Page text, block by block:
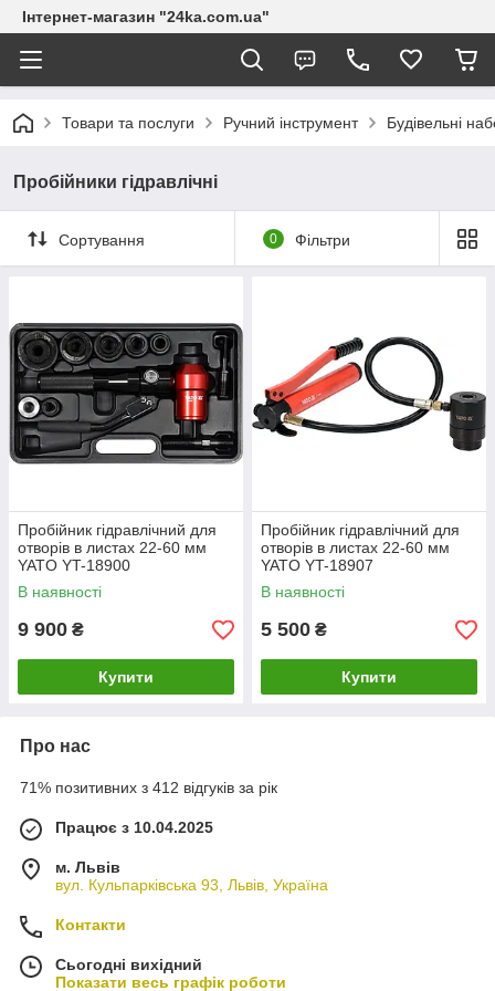
Інтернет-магазин "24ka.com.ua"
Товари та послуги Ручний інструмент Будівельні
Пробійники гідравлічні
Сортування 0 Фільтри
Пробійник гідравлічний для
отворів в листах 22-60 мм
YATO YT-18900
В наявності
9 900 ₴
Купити
Пробійник гідравлічний для
отворів в листах 22-60 мм
YATO YT-18907
В наявності
5 500 ₴
Купити
Про нас
71% позитивних з 412 відгуків за рік
Працює з 10.04.2025
м. Львів
вул. Кульпарківська 93, Львів, Україна
Контакти
Сьогодні вихідний
Показати весь графік роботи